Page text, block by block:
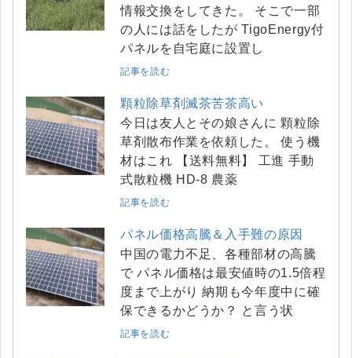
情報交換をしてきた。 そこで一部
の人には話をしたが TigoEnergy付
パネルを自宅庭に設置し
記事を読む
顆粒除草剤滅茶苦茶高い
今日は友人とその娘さんに 顆粒除
草剤散布作業を依頼した。 使う機
材はこれ 【送料無料】 工進 手動
式散粒機 HD-8 農薬
記事を読む
パネル価格高騰＆入手難の原因
中国の電力不足、各種部材の高騰
で パネル価格は最安値時の1.5倍程
度まで上がり 納期も今年度中に確
保できるかどうか？ と言う状
記事を読む